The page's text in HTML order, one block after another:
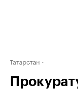
Татарстан